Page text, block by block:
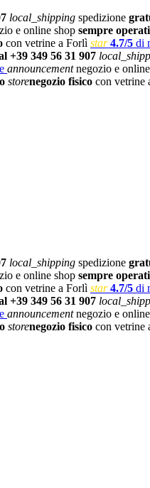
local_shipping spedizione
e online shop sempre
con vetrine a Forlì star 4.7/5 di
+39 349 56 31 907
announcementnegozio e
storenegozio fisico con vetrine
local_shipping spedizione
e online shop sempre
con vetrine a Forlì star 4.7/5 di
+39 349 56 31 907
announcementnegozio e
storenegozio fisico con vetrine